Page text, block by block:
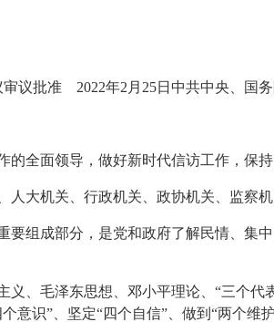
审议批准 2022年2月25日中共中央、国务
全面领导，做好新时代信访工作，保
大机关、行政机关、政协机关、监察
组成部分，是党和政府了解民情、集
、毛泽东思想、邓小平理论、“三个代
意识”、坚定“四个自信”、做到“两个